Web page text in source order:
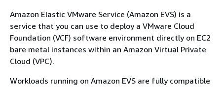
Amazon Elastic VMware Service (Amazon EVS) is a
service that you can use to deploy a VMware Cloud
Foundation (VCF) software environment directly on EC2
bare metal instances within an Amazon Virtual Private
Cloud (VPC).
Workloads running on Amazon EVS are fully compatible